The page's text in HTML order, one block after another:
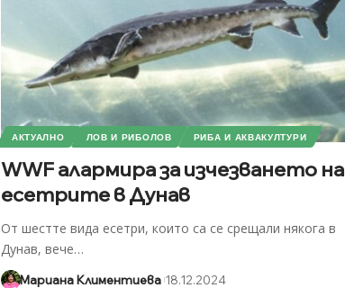
АКТУАЛНО ЛОВ И РИБОЛОВ РИБА И АКВАКУЛТУРИ
WWF алармира за изчезването на
есетрите в Дунав
От шестте вида есетри, които са се срещали някога в
Дунав, вече…
Мариана Климентиева 18.12.2024